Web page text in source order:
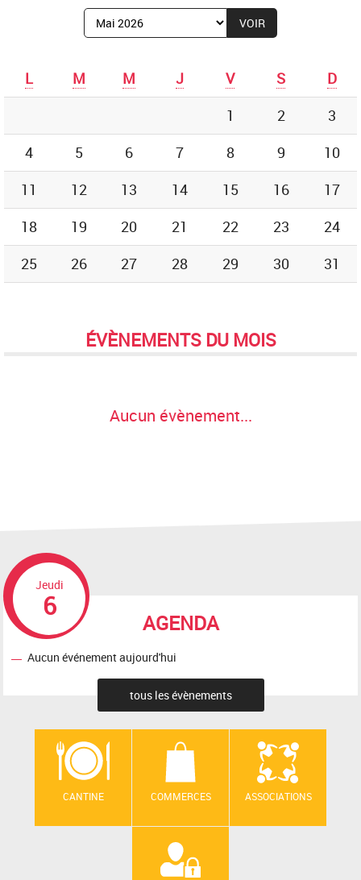
Afficher
le
de
:
L M M J V S
D
1
2
3
4
5 6 7 8 9
10
11
12 13 14 15 16
17
18
19 20 21 22 23
24
25
26 27 28 29 30 31
ÉVÈNEMENTS DU MOIS
Aucun évènement...
AGENDA
Jeudi
6
Aucun événement aujourd'hui
tous les évènements
CANTINE COMMERCES ASSOCIATIONS